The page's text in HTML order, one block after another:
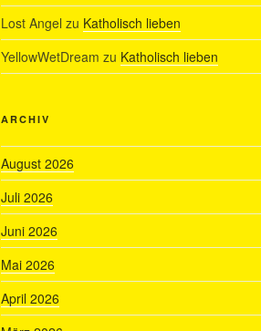
Lost Angel zu Katholisch lieben
YellowWetDream zu Katholisch lieben
ARCHIV
August 2026
Juli 2026
Juni 2026
Mai 2026
April 2026